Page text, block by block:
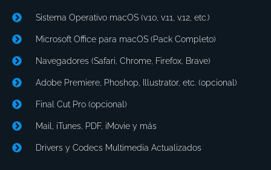
Sistema Operativo macOS (v.1o, v.11, v.12, etc.)
Microsoft Office para macOS (Pack Completo)
Navegadores (Safari, Chrome, Firefox, Brave)
Adobe Premiere, Phoshop, Illustrator, etc. (opcional)
Final Cut Pro (opcional)
Mail, iTunes, PDF, iMovie y más
Drivers y Codecs Multimedia Actualizados